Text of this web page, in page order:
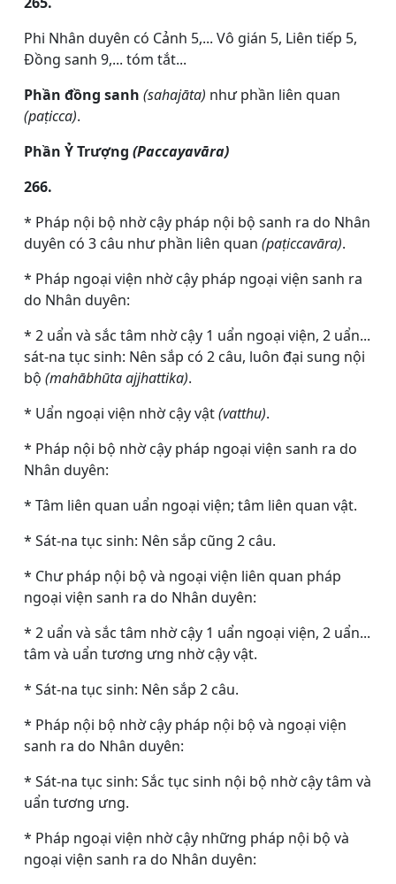
Phi Nhân duyên có Cảnh 5,... Vô gián 5, Liên tiếp 5,
Đồng sanh 9,... tóm tắt...
Phần đồng sanh (sahajāta) như phần liên quan
(paṭicca).
Phần Ỷ Trượng (Paccayavāra)
266.
* Pháp nội bộ nhờ cậy pháp nội bộ sanh ra do Nhân
duyên có 3 câu như phần liên quan (paṭiccavāra).
* Pháp ngoại viện nhờ cậy pháp ngoại viện sanh ra
do Nhân duyên:
* 2 uẩn và sắc tâm nhờ cậy 1 uẩn ngoại viện, 2 uẩn...
sát-na tục sinh: Nên sắp có 2 câu, luôn đại sung nội
bộ (mahābhūta ajjhattika).
* Uẩn ngoại viện nhờ cậy vật(vatthu).
* Pháp nội bộ nhờ cậy pháp ngoại viện sanh ra do
Nhân duyên:
* Tâm liên quan uẩn ngoại viện; tâm liên quan vật.
* Sát-na tục sinh: Nên sắp cũng 2 câu.
* Chư pháp nội bộ và ngoại viện liên quan pháp
ngoại viện sanh ra do Nhân duyên:
* 2 uẩn và sắc tâm nhờ cậy 1 uẩn ngoại viện, 2 uẩn...
tâm và uẩn tương ưng nhờ cậy vật.
* Sát-na tục sinh: Nên sắp 2 câu.
* Pháp nội bộ nhờ cậy pháp nội bộ và ngoại viện
sanh ra do Nhân duyên:
* Sát-na tục sinh: Sắc tục sinh nội bộ nhờ cậy tâm và
uẩn tương ưng.
* Pháp ngoại viện nhờ cậy những pháp nội bộ và
ngoại viện sanh ra do Nhân duyên: